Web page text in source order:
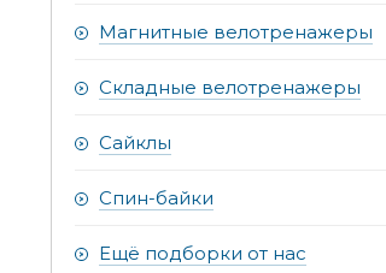
Магнитные велотренажеры
Складные велотренажеры
Сайклы
Спин-байки
Ещё подборки от нас